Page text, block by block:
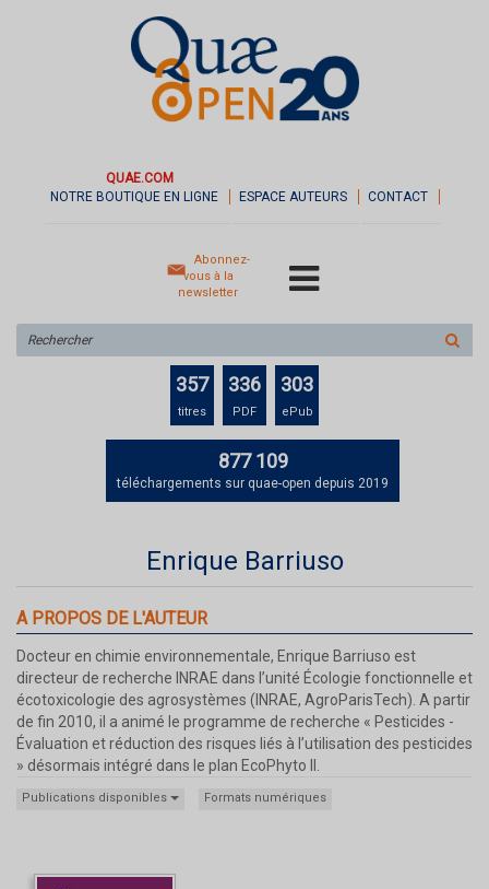
QUAE.COM
NOTRE BOUTIQUE EN LIGNE
ESPACE AUTEURS CONTACT
Abonnez-
vous à la
newsletter
sur
le
357
titres
336
PDF
303
ePub
877 109
téléchargements sur quae-open depuis 2019
Enrique Barriuso
A PROPOS DE L'AUTEUR
Docteur en chimie environnementale, Enrique Barriuso est
directeur de recherche INRAE dans l’unité Écologie fonctionnelle et
écotoxicologie des agrosystèmes (INRAE, AgroParisTech). A partir
de fin 2010, il a animé le programme de recherche « Pesticides -
Évaluation et réduction des risques liés à l’utilisation des pesticides
» désormais intégré dans le plan EcoPhyto II.
Publications disponibles Formats numériques